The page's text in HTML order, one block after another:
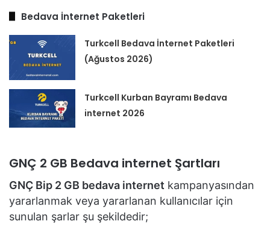
Bedava İnternet Paketleri
Turkcell Bedava İnternet Paketleri
(Ağustos 2026)
Turkcell Kurban Bayramı Bedava
internet 2026
GNÇ 2 GB Bedava internet Şartları
GNÇ Bip 2 GB bedava internet kampanyasından
yararlanmak veya yararlanan kullanıcılar için
sunulan şarlar şu şekildedir;